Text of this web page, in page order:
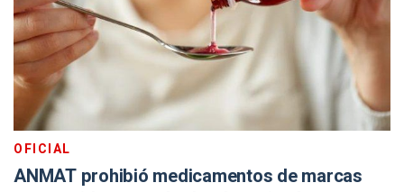
OFICIAL
ANMAT prohibió medicamentos de marcas